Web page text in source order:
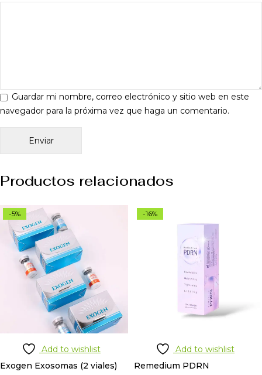
Guardar mi nombre, correo electrónico y sitio web en este
navegador para la próxima vez que haga un comentario.
Productos relacionados
-5%
Add to wishlist
Exogen Exosomas (2 viales)
-16%
Add to wishlist
Remedium PDRN